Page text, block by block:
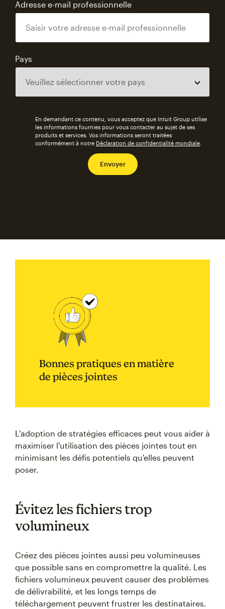
Adresse e-mail professionnelle
Pays
En demandant ce contenu, vous acceptez que Intuit Group utilise
les informations fournies pour vous contacter au sujet de ses
produits et services. Vos informations seront traitées
conformément à notre Déclaration de confidentialité mondiale
Bonnes pratiques en matière
de pièces jointes
L'adoption de stratégies efficaces peut vous aider à
maximiser l'utilisation des pièces jointes tout en
minimisant les défis potentiels qu'elles peuvent
poser.
Évitez les fichiers trop
volumineux
Créez des pièces jointes aussi peu volumineuses
que possible sans en compromettre la qualité. Les
fichiers volumineux peuvent causer des problèmes
de délivrabilité, et les longs temps de
téléchargement peuvent frustrer les destinataires.